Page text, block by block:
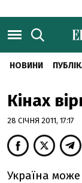
НОВИНИ
Кінах
28 СІЧНЯ 2011, 17:17
Україна